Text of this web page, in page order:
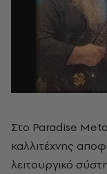
Στο Paradise
καλλιτέχνης
λειτουργικό